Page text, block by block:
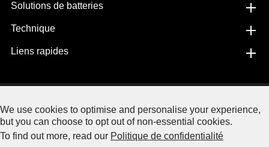
Solutions de batteries
Technique
Liens rapides
Co.,LTD.Tous droits réservés.
Plan du site | Politique de confidentialité
We use cookies to optimise and personalise your experience,
but you can choose to opt out of non-essential cookies.
To find out more, read our Politique de confidentialité